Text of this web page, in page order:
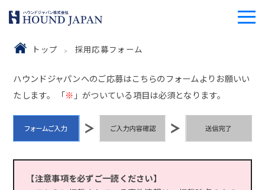
トップ 採用応募フォーム
ハウンドジャパンへのご応募はこちらのフォームよりお願いい
たします。 「※ 」がついている項目は必須となります。
【注意事項を必ずご一読ください】